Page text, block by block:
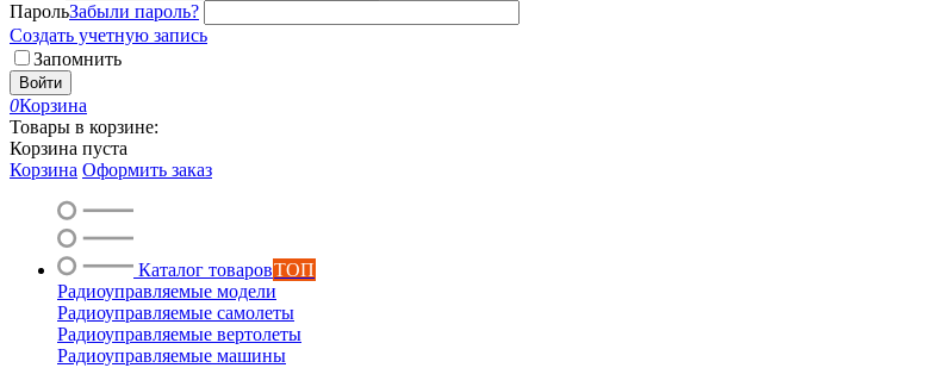
ПарольЗабыли пароль?
Создать учетную запись
Запомнить
Войти
0Корзина
Товары в корзине:
Корзина пуста
Корзина Оформить заказ
Каталог товаровТОП
Радиоуправляемые модели
Радиоуправляемые самолеты
Радиоуправляемые вертолеты
Радиоуправляемые машины